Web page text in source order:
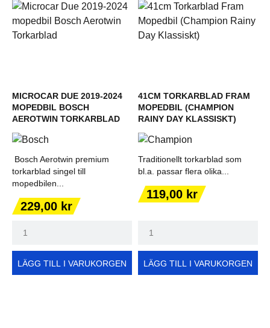
MICROCAR DUE 2019-2024
MOPEDBIL BOSCH
AEROTWIN TORKARBLAD
Bosch Aerotwin premium
torkarblad singel till
mopedbilen...
Pris
229,00 kr
LÄGG TILL I VARUKORGEN
41CM TORKARBLAD FRAM
MOPEDBIL (CHAMPION
RAINY DAY KLASSISKT)
Traditionellt torkarblad som
bl.a. passar flera olika...
Pris
119,00 kr
LÄGG TILL I VARUKORGEN